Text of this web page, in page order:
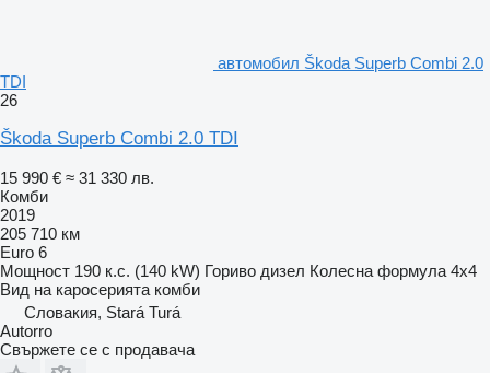
автомобил Škoda Superb Combi 2.0
TDI
26
Škoda Superb Combi 2.0 TDI
15 990 € ≈ 31 330 лв.
Комби
2019
205 710 км
Euro 6
Мощност 190 к.с. (140 kW) Гориво дизел Колесна формула 4x4
Вид на каросерията комби
Словакия, Stará Turá
Autorro
Свържете се с продавача